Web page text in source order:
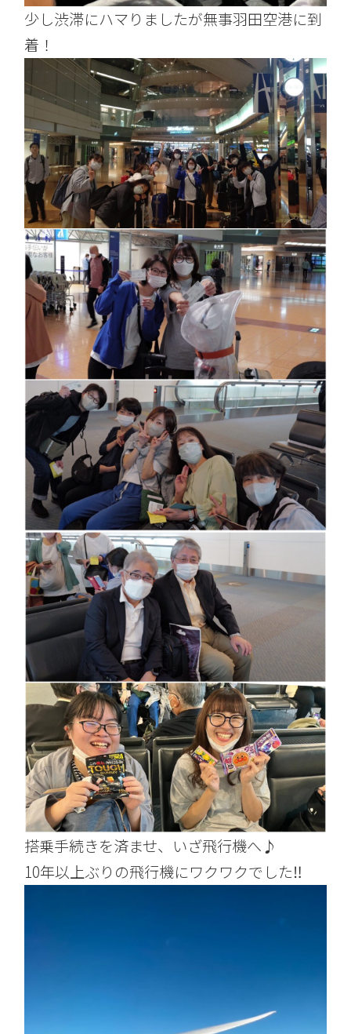
少し渋滞にハマりましたが無事羽田空港に到
着！
搭乗手続きを済ませ、いざ飛行機へ♪
10年以上ぶりの飛行機にワクワクでした‼︎